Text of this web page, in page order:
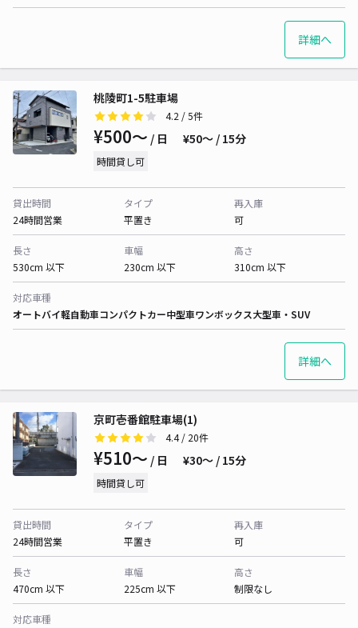
詳細へ
桃陵町1-5駐車場
4.2 / 5件
¥500〜 / 日 ¥50〜 / 15分
時間貸し可
貸出時間
24時間営業
タイプ
平置き
再入庫
可
長さ
530cm 以下
車幅
230cm 以下
高さ
310cm 以下
対応車種
オートバイ軽自動車コンパクトカー中型車ワンボックス大型車・SUV
詳細へ
京町壱番館駐車場(1)
4.4/ 20件
¥510〜 / 日 ¥30〜 / 15分
時間貸し可
貸出時間
24時間営業
タイプ
平置き
再入庫
可
長さ
470cm 以下
車幅
225cm 以下
高さ
制限なし
対応車種